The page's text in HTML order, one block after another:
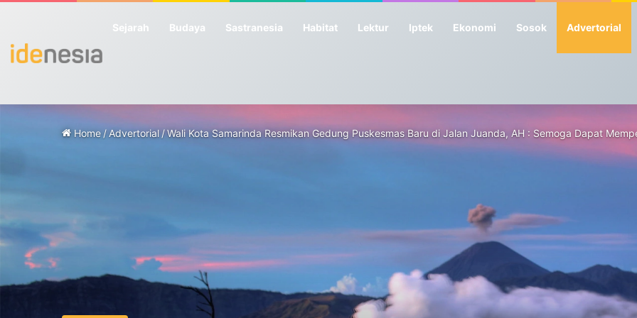
Sejarah Budaya Sastranesia Habitat Lektur Iptek Ekonomi Sosok Advertorial
Home / Advertorial /Wali Kota Samarinda Resmikan Gedung Puskesmas Baru di Jalan Juanda, AH : Semoga Dapat